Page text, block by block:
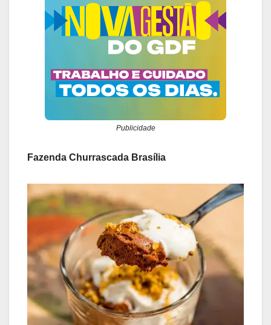
Publicidade
Fazenda Churrascada Brasília